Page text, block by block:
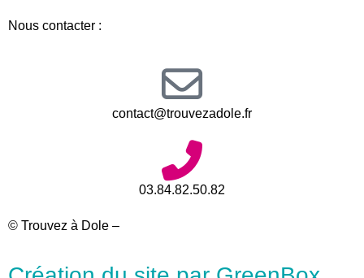
Nous contacter :
contact@trouvezadole.fr
03.84.82.50.82
© Trouvez à Dole –